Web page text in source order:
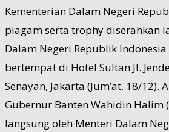
Kementerian Dalam Negeri
piagam serta trophy diserahkan
Dalam Negeri Republik
bertempat di Hotel Sultan Jl.
Senayan, Jakarta (Jum’at, 18/12).
Gubernur Banten Wahidin Halim
langsung oleh Menteri Dalam